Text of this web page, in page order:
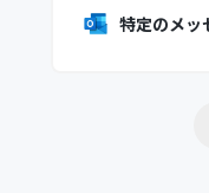
特定のメッ